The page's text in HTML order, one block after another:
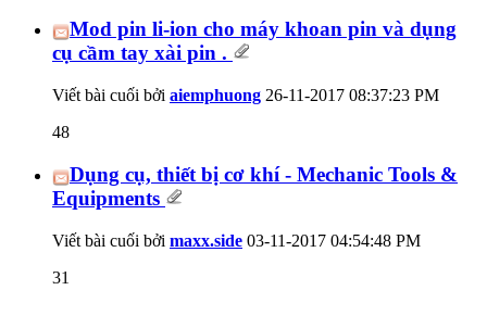
Mod pin li-ion cho máy khoan pin và dụng
cụ cầm tay xài pin .
Viết bài cuối bởi aiemphuong 26-11-2017 08:37:23 PM
48
Dụng cụ, thiết bị cơ khí - Mechanic Tools &
Equipments
Viết bài cuối bởi maxx.side 03-11-2017 04:54:48 PM
31